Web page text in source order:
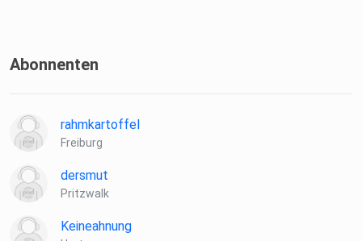
Abonnenten
rahmkartoffel
Freiburg
dersmut
Pritzwalk
Keineahnung